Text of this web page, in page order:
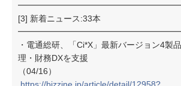
[3] 新着ニュース:33本
・電通総研、「Ci*X」最新バージョン4製
理・財務DXを支援
（04/16）